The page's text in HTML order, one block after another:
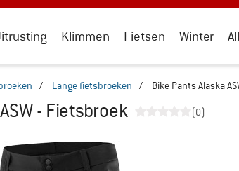
Klimmen Fietsen Winter
/ Lange fietsbroeken / Bike Pants Alaska
- Fietsbroek (0)